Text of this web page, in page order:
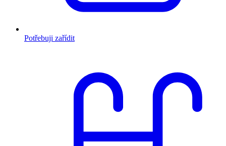
Potřebuji zařídit